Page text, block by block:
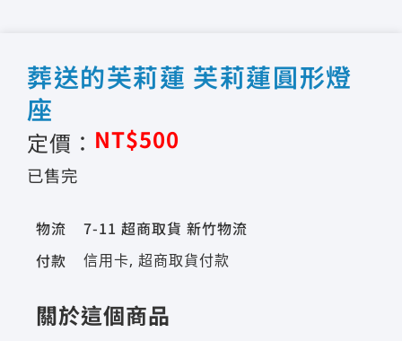
葬送的芙莉蓮 芙莉蓮圓形燈
座
定價： NT$500
已售完
物流
7-11 超商取貨 新竹物流
付款
信用卡, 超商取貨付款
關於這個商品